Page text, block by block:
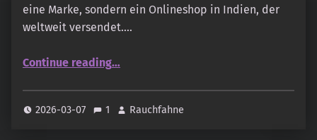
eine Marke, sondern ein Onlineshop in Indien, der
weltweit versendet.…
Continue reading“Vrandavan Bazaar – Hari Leela”
…
2026-03-07 1 Rauchfahne